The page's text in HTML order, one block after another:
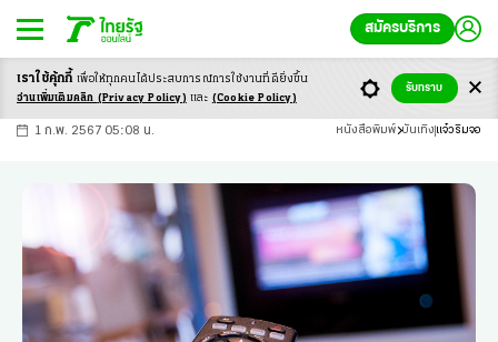
สมัครบริการ
-ก ก ก+
1 ก.พ. 2567 05:08 น. หนังสือพิมพ์ บันเทิง แจ๋วริมจอ
เราใช้คุ้กกี้ เพื่อให้ทุกคนได้ประสบการณ์การใช้งานที่ดียิ่งขึ้น
อ่านเพิ่มเติมคลิก (Privacy Policy) และ (Cookie Policy)
รับทราบ